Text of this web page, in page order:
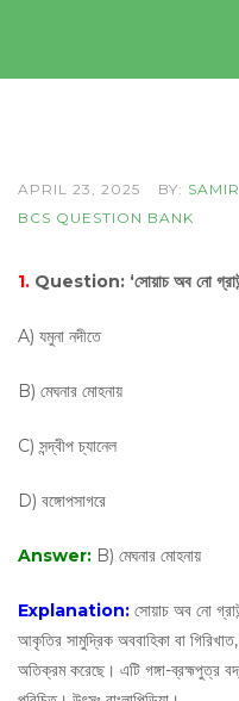
APRIL 23, 2025 BY:
BCS QUESTION BANK
1. Question: ‘সোয়াচ অব নো
A) যমুনা নদীতে
B) মেঘনার মোহনায়
C) সন্দ্বীপ চ্যানেল
D) বঙ্গোপসাগরে
Answer: B) মেঘনার মোহনায়
Explanation: সোয়াচ অব নো
আকৃতির সামুদ্রিক অববাহিকা বা
অতিক্রম করেছে। এটি গঙ্গা-ব্রহ্মপুত্র